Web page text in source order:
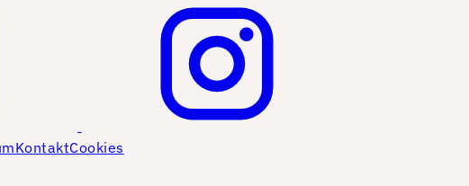
KontaktCookies